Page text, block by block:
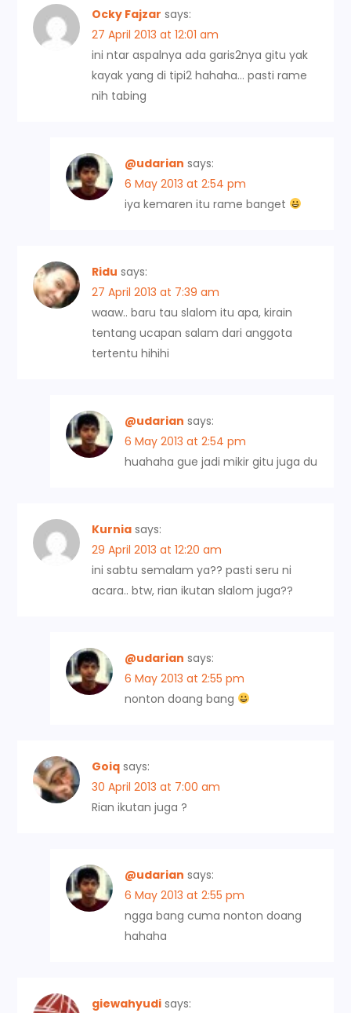
v
n
Ocky Fajzar says:
27 April 2013 at 12:01 am
ini ntar aspalnya ada garis2nya gitu yak
kayak yang di tipi2 hahaha… pasti rame
nih tabing
@udarian says:
6 May 2013 at 2:54 pm
iya kemaren itu rame banget
Ridu says:
27 April 2013 at 7:39 am
waaw.. baru tau slalom itu apa, kirain
tentang ucapan salam dari anggota
tertentu hihihi
@udarian says:
6 May 2013 at 2:54 pm
huahaha gue jadi mikir gitu juga du
Kurnia says:
29 April 2013 at 12:20 am
ini sabtu semalam ya?? pasti seru ni
acara.. btw, rian ikutan slalom juga??
@udarian says:
6 May 2013 at 2:55 pm
nonton doang bang
Goiq says:
30 April 2013 at 7:00 am
Rian ikutan juga ?
@udarian says:
6 May 2013 at 2:55 pm
ngga bang cuma nonton doang
hahaha
giewahyudi says: